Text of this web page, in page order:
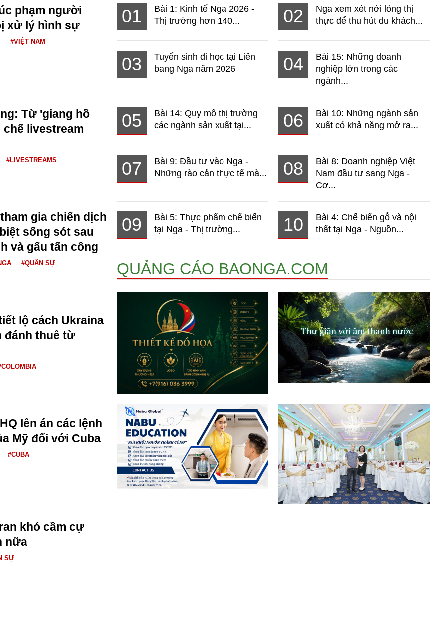
phạm người
xử lý hình sự
#VIỆT NAM
Từ 'giang hồ
chế livestream
#LIVESTREAMS
gia chiến dịch
sống sót sau
và gấu tấn công
#QUÂN SỰ
lộ cách Ukraina
đánh thuê từ
lên án các lệnh
Mỹ đối với Cuba
#CUBA
khó cầm cự
nữa
SỰ
01
Bài 1: Kinh tế Nga 2026 -
Thị trường hơn 140...
02
Nga xem xét nới lỏng thị
thực để thu hút du khách...
03
Tuyển sinh đi học tại Liên
bang Nga năm 2026
04
Bài 15: Những doanh
nghiệp lớn trong các
ngành...
05
Bài 14: Quy mô thị trường
các ngành sản xuất tại...
06
Bài 10: Những ngành sản
xuất có khả năng mở ra...
07
Bài 9: Đầu tư vào Nga -
Những rào cản thực tế mà...
08
Bài 8: Doanh nghiệp Việt
Nam đầu tư sang Nga -
Cơ...
09
Bài 5: Thực phẩm chế biến
tại Nga - Thị trường...
10
Bài 4: Chế biến gỗ và nội
thất tại Nga - Nguồn...
QUẢNG CÁO BAONGA.COM